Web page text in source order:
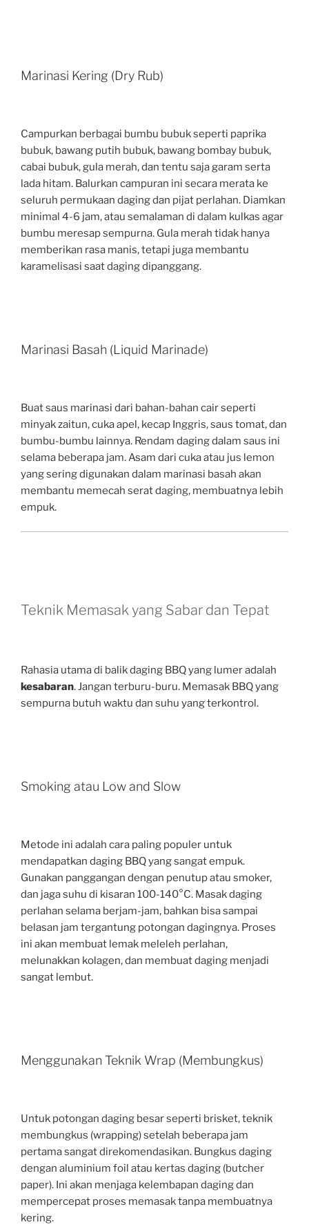
Marinasi Kering (Dry Rub)
Campurkan berbagai bumbu bubuk seperti paprika
bubuk, bawang putih bubuk, bawang bombay bubuk,
cabai bubuk, gula merah, dan tentu saja garam serta
lada hitam. Balurkan campuran ini secara merata ke
seluruh permukaan daging dan pijat perlahan. Diamkan
minimal 4-6 jam, atau semalaman di dalam kulkas agar
bumbu meresap sempurna. Gula merah tidak hanya
memberikan rasa manis, tetapi juga membantu
karamelisasi saat daging dipanggang.
Marinasi Basah (Liquid Marinade)
Buat saus marinasi dari bahan-bahan cair seperti
minyak zaitun, cuka apel, kecap Inggris, saus tomat, dan
bumbu-bumbu lainnya. Rendam daging dalam saus ini
selama beberapa jam. Asam dari cuka atau jus lemon
yang sering digunakan dalam marinasi basah akan
membantu memecah serat daging, membuatnya lebih
empuk.
Teknik Memasak yang Sabar dan Tepat
Rahasia utama di balik daging BBQ yang lumer adalah
kesabaran. Jangan terburu-buru. Memasak BBQ yang
sempurna butuh waktu dan suhu yang terkontrol.
Smoking atau Low and Slow
Metode ini adalah cara paling populer untuk
mendapatkan daging BBQ yang sangat empuk.
Gunakan panggangan dengan penutup atau smoker,
dan jaga suhu di kisaran 100-140°C. Masak daging
perlahan selama berjam-jam, bahkan bisa sampai
belasan jam tergantung potongan dagingnya. Proses
ini akan membuat lemak meleleh perlahan,
melunakkan kolagen, dan membuat daging menjadi
sangat lembut.
Menggunakan Teknik Wrap (Membungkus)
Untuk potongan daging besar seperti brisket, teknik
membungkus (wrapping) setelah beberapa jam
pertama sangat direkomendasikan. Bungkus daging
dengan aluminium foil atau kertas daging (butcher
paper). Ini akan menjaga kelembapan daging dan
mempercepat proses memasak tanpa membuatnya
kering.